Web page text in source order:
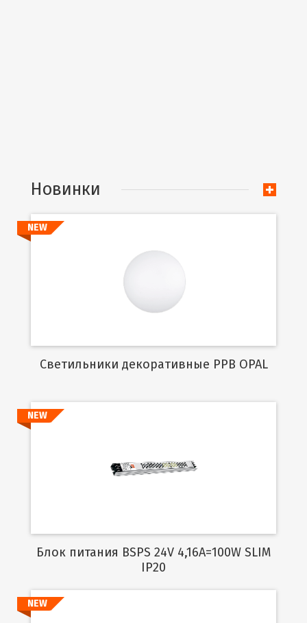
Новинки
NEW
Cветильники декоративные PPB OPAL
Подробнее
NEW
Блок питания BSPS 24V 4,16A=100W SLIM
IP20
NEW